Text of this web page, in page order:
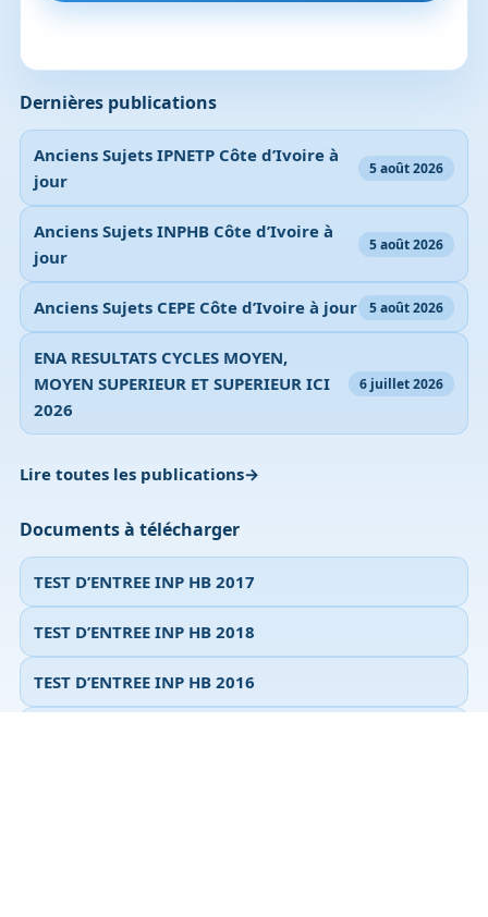
Dernières publications
Anciens Sujets IPNETP Côte d’Ivoire à
jour
5 août 2026
Anciens Sujets INPHB Côte d’Ivoire à
jour
5 août 2026
Anciens Sujets CEPE Côte d’Ivoire à jour 5 août 2026
ENA RESULTATS CYCLES MOYEN,
MOYEN SUPERIEUR ET SUPERIEUR ICI
2026
6 juillet 2026
Lire toutes les publications
Documents à télécharger
TEST D’ENTREE INP HB 2017
TEST D’ENTREE INP HB 2018
TEST D’ENTREE INP HB 2016